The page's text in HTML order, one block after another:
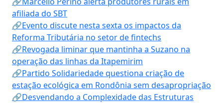
afiliada do SBT
🔗Evento discute nesta sexta os impactos da
Reforma Tributária no setor de fintechs
🔗Revogada liminar que mantinha a Suzano na
operação das linhas da Itapemirim
🔗Partido Solidariedade questiona criação de
estação ecológica em Rondônia sem desapropriação
🔗Desvendando a Complexidade das Estruturas